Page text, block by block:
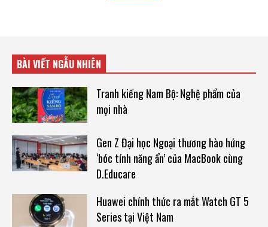
BÀI VIẾT NGẪU NHIÊN
Tranh kiếng Nam Bộ: Nghệ phẩm của
mọi nhà
Gen Z Đại học Ngoại thương hào hứng
‘bóc tính năng ẩn’ của MacBook cùng
D.Educare
Huawei chính thức ra mắt Watch GT 5
Series tại Việt Nam